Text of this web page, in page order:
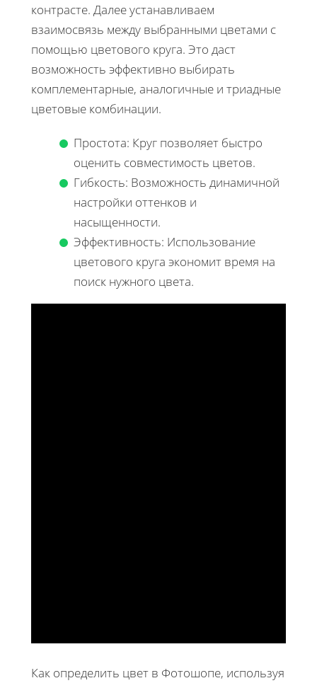
контрасте. Далее устанавливаем
взаимосвязь между выбранными цветами с
помощью цветового круга. Это даст
возможность эффективно выбирать
комплементарные, аналогичные и триадные
цветовые комбинации.
Простота: Круг позволяет быстро
оценить совместимость цветов.
Гибкость: Возможность динамичной
настройки оттенков и
насыщенности.
Эффективность: Использование
цветового круга экономит время на
поиск нужного цвета.
Как определить цвет в Фотошопе, используя